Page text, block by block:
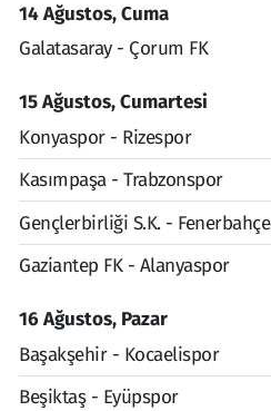
14 Ağustos, Cuma
Galatasaray - Çorum FK
15 Ağustos, Cumartesi
Konyaspor - Rizespor
Kasımpaşa - Trabzonspor
Gençlerbirliği S.K. - Fenerbahçe
Gaziantep FK - Alanyaspor
16 Ağustos, Pazar
Başakşehir - Kocaelispor
Beşiktaş - Eyüpspor